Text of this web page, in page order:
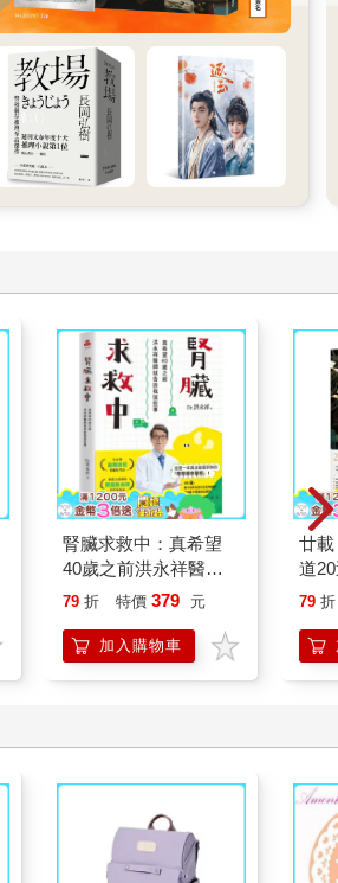
彿有下一個目標，早鳥兒面對的是一天
八點結束後，有時會去當時才開幕不久
先喝一杯現榨的橙汁，吃雙蛋、火腿、
的也是八○年代的起飛族，這些人才會想
樣的能量早餐。
、刀叉在白磁盤上刮動的聲音、不同國
安的中英文聲音。我到底在五星級飯店
今在記憶中幾乎已成謎，因為都是千篇
半就開始覺得睏了起來，後來就厭了，
都會捨免費的自助早餐不吃，可能就是
倫敦、紐約、巴黎、羅馬、京都遇見一
特的早餐光景卻一直讓我追憶不已。
閒的生活，也意味著可以選擇過不同的
或坐小黃，隨時可以在清晨六、七點到
糟肉，或去永樂市場吃旗魚米粉，這都
，吃早餐順便拜早香，祭完五臟廟後再
今還留有較多的早市，店家多五、六點
活日出而作的節奏。清晨的小攤，冒著
十多歲的老阿吃著沾著醬油膏的脆油
滋味。
腎臟求救中：真希望
40歲之前洪永祥醫師
就告訴我這些事
79 折 特價 379 元
加入購物車
廿
道
79 折